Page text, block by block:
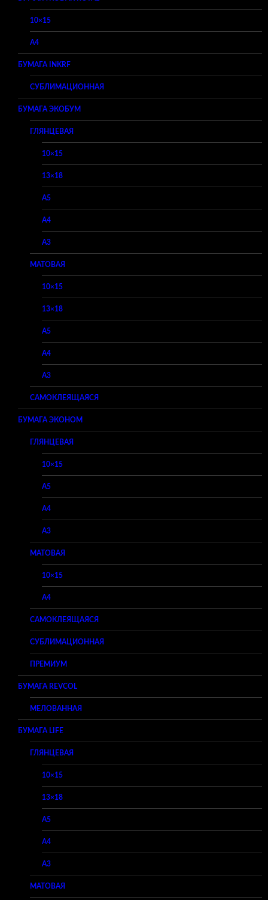
10×15
A4
БУМАГА INKRF
СУБЛИМАЦИОННАЯ
БУМАГА ЭКОБУМ
ГЛЯНЦЕВАЯ
10×15
13×18
A5
A4
A3
МАТОВАЯ
10×15
13×18
A5
A4
A3
САМОКЛЕЯЩАЯСЯ
БУМАГА ЭКОНОМ
ГЛЯНЦЕВАЯ
10×15
A5
A4
A3
МАТОВАЯ
10×15
A4
САМОКЛЕЯЩАЯСЯ
СУБЛИМАЦИОННАЯ
ПРЕМИУМ
БУМАГА REVCOL
МЕЛОВАННАЯ
БУМАГА LIFE
ГЛЯНЦЕВАЯ
10×15
13×18
A5
A4
A3
МАТОВАЯ